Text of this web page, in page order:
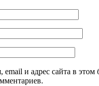
и адрес сайта в этом